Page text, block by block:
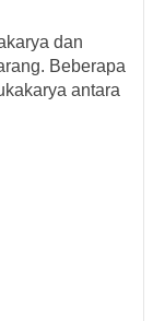
dan
Beberapa
antara